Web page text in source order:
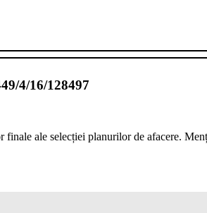
4/16/128497
ale selecției planurilor de afacere.